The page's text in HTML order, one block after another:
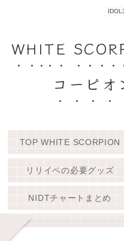
WHITE
コーピ
TOP WHITE SCORPION
リリイベの必要グッズ
NIDTチャートまとめ